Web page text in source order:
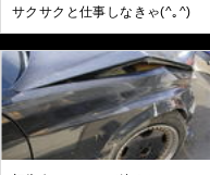
サクサクと仕事しなきゃ(^｡^)